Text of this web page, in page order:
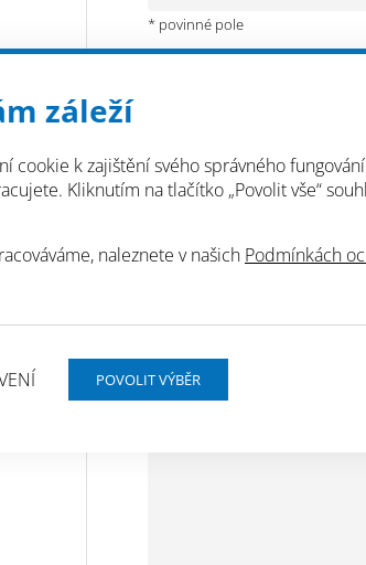
záleží
cookie k zajištění svého správného
Kliknutím na tlačítko „Povolit vše“
naleznete v našich Podmínkách
* povinné pole